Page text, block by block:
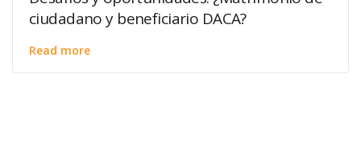
ciudadano y beneficiario DACA?
Read more